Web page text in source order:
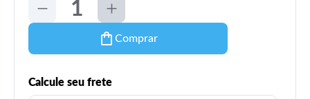
Comprar
Calcule seu frete